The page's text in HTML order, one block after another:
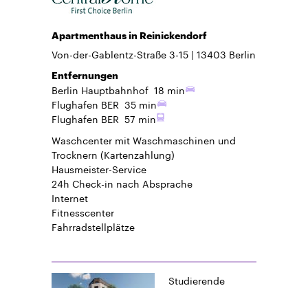
Apartmenthaus in Reinickendorf
Von-der-Gablentz-Straße 3-15 13403 Berlin
Entfernungen
Berlin Hauptbahnhof 18 min
Flughafen BER 35 min
Flughafen BER 57 min
Waschcenter mit Waschmaschinen und
Trocknern (Kartenzahlung)
Hausmeister-Service
24h Check-in nach Absprache
Internet
Fitnesscenter
Fahrradstellplätze
Studierende